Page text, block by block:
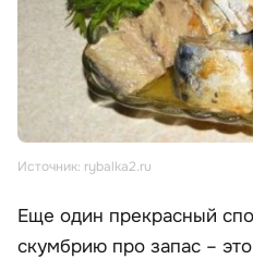
Источник: rybalka2.ru
Еще один прекрасный
скумбрию про запас –